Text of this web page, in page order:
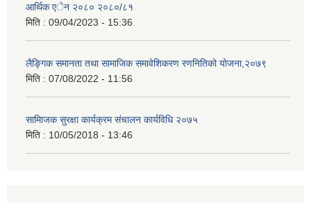
आर्थिक एेन २०८० २०८०/८१
मिति : 09/04/2023 - 15:36
लैङ्गिक समानता तथा सामाजिक समावेशिकरण रणनितिको योजना,२०७९
मिति : 07/08/2022 - 11:56
सामािजक सुरक्षा कार्यक्रम संचालन कार्यविधि २०७५
मिति : 10/05/2018 - 13:46